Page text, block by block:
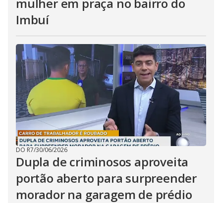
Imbuí
DO R7/30/06/2026
Dupla de criminosos aproveita
portão aberto para surpreender
morador na garagem de prédio